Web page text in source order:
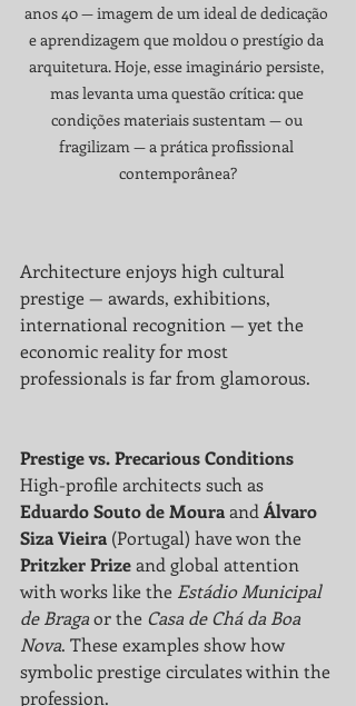
anos 40 — imagem de um ideal de dedicação
e aprendizagem que moldou o prestígio da
arquitetura. Hoje, esse imaginário persiste,
mas levanta uma questão crítica: que
condições materiais sustentam — ou
fragilizam — a prática profissional
contemporânea?
Architecture enjoys high cultural
prestige — awards, exhibitions,
international recognition — yet the
economic reality for most
professionals is far from glamorous.
Prestige vs. Precarious Conditions
High-profile architects such as
Eduardo Souto de Moura and Álvaro
Siza Vieira (Portugal) have won the
Pritzker Prize and global attention
with works like the Estádio Municipal
de Braga or the Casa de Chá da Boa
Nova. These examples show how
symbolic prestige circulates within the
profession.